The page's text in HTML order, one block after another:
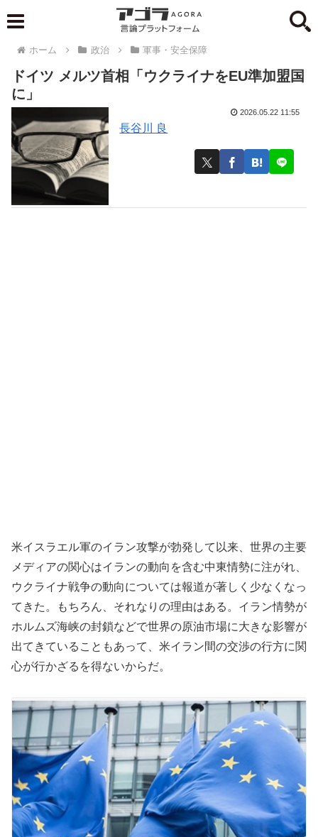
ホーム 政治 軍事・安全保障
ドイツ メルツ首相「ウクライナをEU準加盟国
に」
長谷川 良
2026.05.22 11:55
米イスラエル軍のイラン攻撃が勃発して以来、世界の主要
メディアの関心はイランの動向を含む中東情勢に注がれ、
ウクライナ戦争の動向については報道が著しく少なくなっ
てきた。もちろん、それなりの理由はある。イラン情勢が
ホルムズ海峡の封鎖などで世界の原油市場に大きな影響が
出てきていることもあって、米イラン間の交渉の行方に関
心が行かざるを得ないからだ。